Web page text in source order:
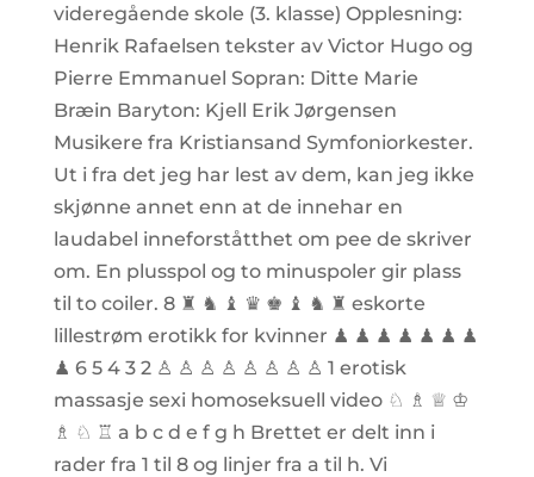
videregående skole (3. klasse) Opplesning:
Henrik Rafaelsen tekster av Victor Hugo og
Pierre Emmanuel Sopran: Ditte Marie
Bræin Baryton: Kjell Erik Jørgensen
Musikere fra Kristiansand Symfoniorkester.
Ut i fra det jeg har lest av dem, kan jeg ikke
skjønne annet enn at de innehar en
laudabel inneforståtthet om pee de skriver
om. En plusspol og to minuspoler gir plass
til to coiler. 8 ♜ ♞ ♝ ♛ ♚ ♝ ♞ ♜ eskorte
lillestrøm erotikk for kvinner ♟ ♟ ♟ ♟ ♟ ♟ ♟
♟ 6 5 4 3 2 ♙ ♙ ♙ ♙ ♙ ♙ ♙ ♙ 1 erotisk
massasje sexi homoseksuell video ♘ ♗ ♕ ♔
♗ ♘ ♖ a b c d e f g h Brettet er delt inn i
rader fra 1 til 8 og linjer fra a til h. Vi